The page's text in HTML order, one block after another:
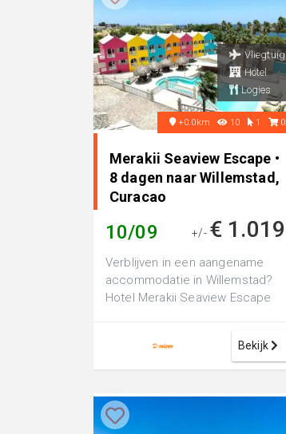
Vliegtuig
Hotel
Logies
+0.0km 10 1 0
Merakii Seaview Escape •
8 dagen naar Willemstad,
Curacao
10/09 +/- € 1.019
Verblijven in een aangename
accommodatie in Willemstad?
Hotel Merakii Seaview Escape
Bekijk